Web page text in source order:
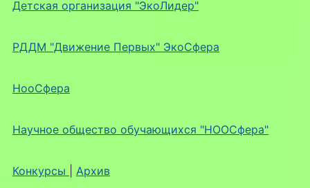
Детская организация "ЭкоЛидер"
РДДМ "Движение Первых" ЭкоСфера
НооСфера
Научное общество обучающихся "НООСфера"
Конкурсы Архив